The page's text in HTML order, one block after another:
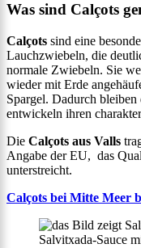
Was sind Calçots
Calçots sind eine
Lauchzwiebeln, die
normale Zwiebeln. Sie
wieder mit Erde
Spargel. Dadurch
entwickeln ihren
Die Calçots aus Valls
Angabe der EU, das
unterstreicht.
Calçots bei Mitte Meer
Salvitxada-Sauce